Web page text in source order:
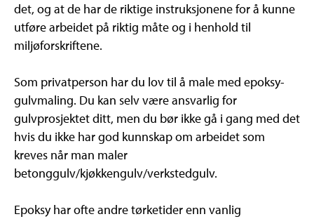
det, og at de har de riktige instruksjonene for å kunne
utføre arbeidet på riktig måte og i henhold til
miljøforskriftene.
Som privatperson har du lov til å male med epoksy-
gulvmaling. Du kan selv være ansvarlig for
gulvprosjektet ditt, men du bør ikke gå i gang med det
hvis du ikke har god kunnskap om arbeidet som
kreves når man maler
betonggulv/kjøkkengulv/verkstedgulv.
Epoksy har ofte andre tørketider enn vanlig